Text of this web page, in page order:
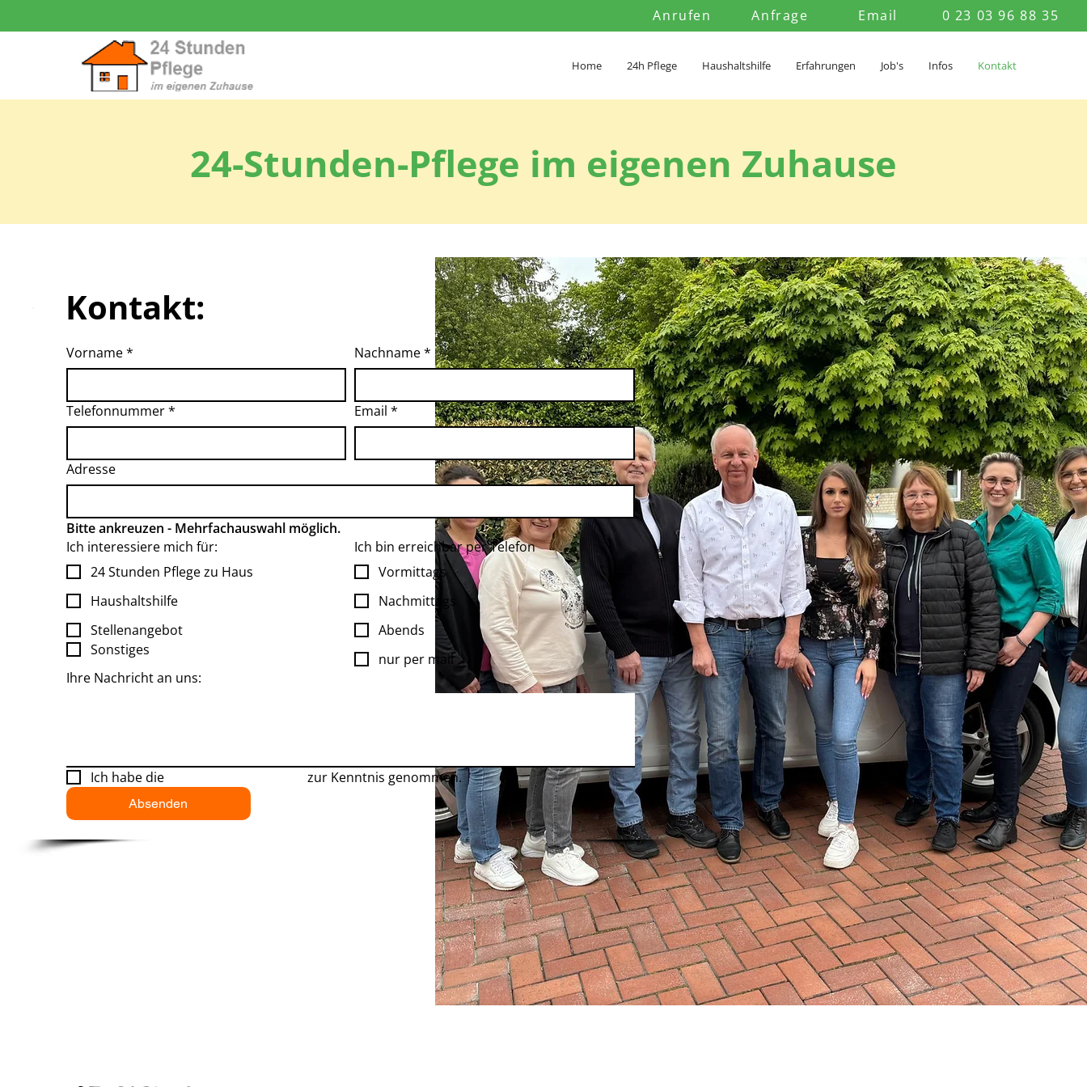
Anrufen Anfrage Email 0 23 03 96 88 35
Home 24h Pflege Haushaltshilfe Erfahrungen Job's Infos Kontakt
24-Stunden-Pflege im eigenen Zuhause
Vorname* Nachname *
Telefonnummer* Email *
Adresse
Bitte ankreuzen - Mehrfachauswahl möglich.
Ich interessiere mich für:
24 Stunden Pflege zu Haus
Haushaltshilfe
Stellenangebot
Sonstiges
Ich bin erreichbar per Telefon
Vormittags
Nachmittags
Abends
nur per mail
Ihre Nachricht an uns:
Ich habe die zur Kenntnis genommen.
Absenden
Kontakt: